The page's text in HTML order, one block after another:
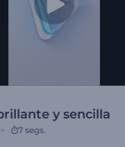
y sencilla
7 segs.